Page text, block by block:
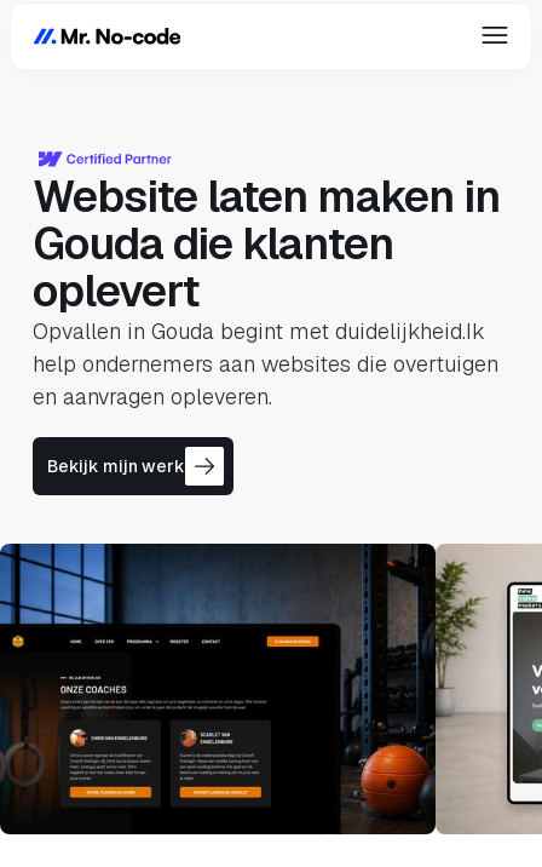
Website laten maken in
Gouda die klanten
oplevert
Opvallen in Gouda begint met duidelijkheid.Ik
help ondernemers aan websites die overtuigen
en aanvragen opleveren.
Bekijk mijn werk